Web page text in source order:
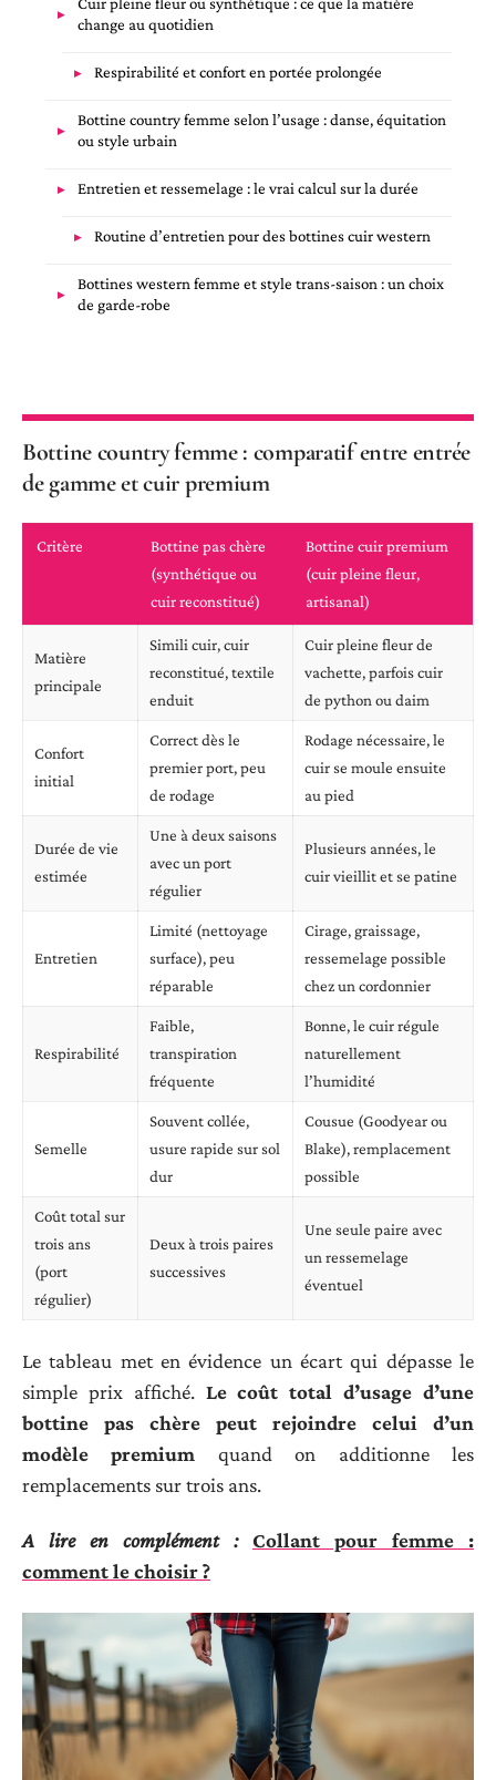
Cuir pleine fleur ou synthétique : ce que la matière
change au quotidien
Respirabilité et confort en portée prolongée
Bottine country femme selon l’usage : danse, équitation
ou style urbain
Entretien et ressemelage : le vrai calcul sur la durée
Routine d’entretien pour des bottines cuir western
Bottines western femme et style trans-saison : un choix
de garde-robe
Bottine country femme : comparatif entre entrée
de gamme et cuir premium
Critère
Bottine pas chère
(synthétique ou
cuir reconstitué)
Bottine cuir premium
(cuir pleine fleur,
artisanal)
Matière
principale
Simili cuir, cuir
reconstitué, textile
enduit
Cuir pleine fleur de
vachette, parfois cuir
de python ou daim
Confort
initial
Correct dès le
premier port, peu
de rodage
Rodage nécessaire, le
cuir se moule ensuite
au pied
Durée de vie
estimée
Une à deux saisons
avec un port
régulier
Plusieurs années, le
cuir vieillit et se patine
Entretien
Limité (nettoyage
surface), peu
réparable
Cirage, graissage,
ressemelage possible
chez un cordonnier
Respirabilité
Faible,
transpiration
fréquente
Bonne, le cuir régule
naturellement
l’humidité
Semelle
Souvent collée,
usure rapide sur sol
dur
Cousue (Goodyear ou
Blake), remplacement
possible
Coût total sur
trois ans
(port
régulier)
Deux à trois paires
successives
Une seule paire avec
un ressemelage
éventuel
Le tableau met en évidence un écart qui dépasse le
simple prix affiché. Le coût total d’usage d’une
bottine pas chère peut rejoindre celui d’un
modèle premium quand on additionne les
remplacements sur trois ans.
A lire en complément :
Collant pour femme :
comment le choisir ?